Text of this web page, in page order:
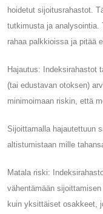
hoidetut sijoitusrahastot.
tutkimusta ja analysointia.
rahaa palkkioissa ja pitää
Hajautus: Indeksirahastot
(tai edustavan otoksen)
minimoimaan riskin, että
Sijoittamalla hajautettuun
altistumistaan ​​mille
Matala riski:
vähentämään
kuin yksittäiset osakkeet,